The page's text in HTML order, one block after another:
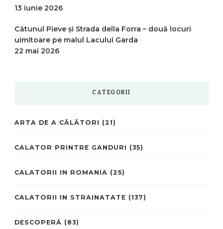
13 iunie 2026
Cătunul Pieve și Strada della Forra – două locuri
uimitoare pe malul Lacului Garda
22 mai 2026
CATEGORII
ARTA DE A CĂLĂTORI (21)
CALATOR PRINTRE GANDURI (35)
CALATORII IN ROMANIA (25)
CALATORII IN STRAINATATE (137)
DESCOPERĂ (83)